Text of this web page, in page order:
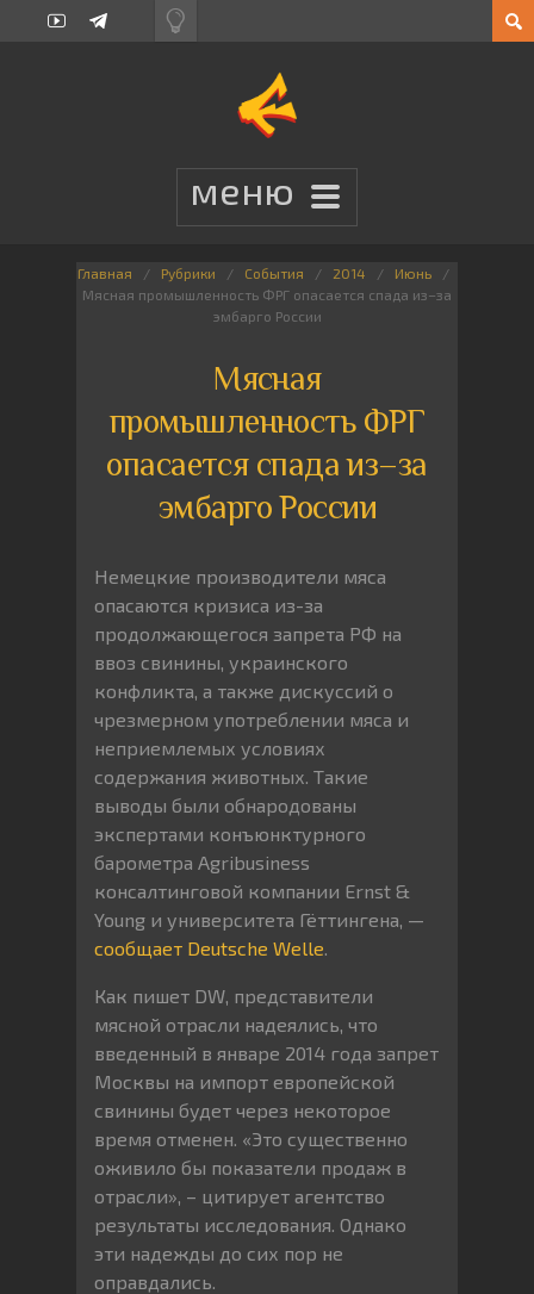
Главная Рубрики События 2014
Июнь
Мясная промышленность ФРГ опасается спада из–за
эмбарго России
Мясная
промышленность ФРГ
опасается спада из–за
эмбарго России
Немецкие производители мяса
опасаются кризиса из-за
продолжающегося запрета РФ на
ввоз свинины, украинского
конфликта, а также дискуссий о
чрезмерном употреблении мяса и
неприемлемых условиях
содержания животных. Такие
выводы были обнародованы
экспертами конъюнктурного
барометра Agribusiness
консалтинговой компании Ernst &
Young и университета Гёттингена, —
сообщает Deutsche Welle.
Как пишет DW, представители
мясной отрасли надеялись, что
введенный в январе 2014 года запрет
Москвы на импорт европейской
свинины будет через некоторое
время отменен. «Это существенно
оживило бы показатели продаж в
отрасли», – цитирует агентство
результаты исследования. Однако
эти надежды до сих пор не
оправдались.